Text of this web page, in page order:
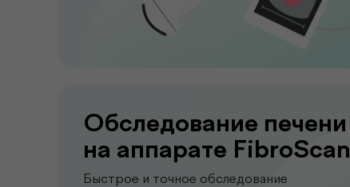
Обследование печени
на аппарате FibroScan
Быстрое и точное обследование